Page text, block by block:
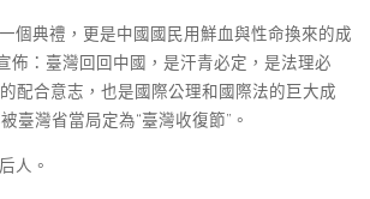
個典禮，更是中國國民用鮮血與性命換來的成
：臺灣回回中國，是汗青必定，是法理必
配合意志，也是國際公理和國際法的巨大成
臺灣省當局定為“臺灣收復節”。
人。